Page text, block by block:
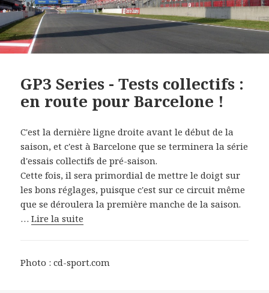
GP3 Series - Tests collectifs :
en route pour Barcelone !
C'est la dernière ligne droite avant le début de la
saison, et c'est à Barcelone que se terminera la série
d'essais collectifs de pré-saison.
Cette fois, il sera primordial de mettre le doigt sur
les bons réglages, puisque c'est sur ce circuit même
que se déroulera la première manche de la saison.
…Lire la suite
Photo : cd-sport.com